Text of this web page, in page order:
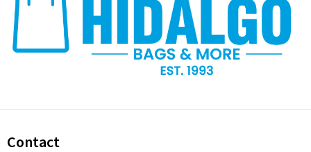
Contact